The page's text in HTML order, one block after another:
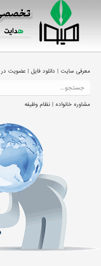
معرفی سایت| دانلود فایل| عضویت در
مشاوره خانواده| نظام وظیفه